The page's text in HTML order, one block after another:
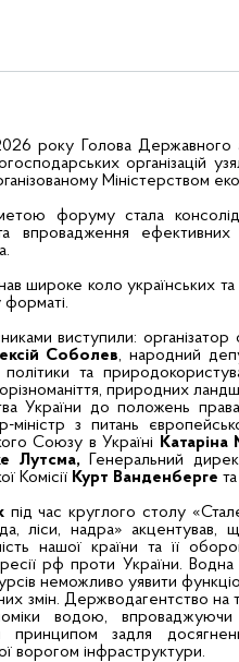
року Голова Державного
організацій
Міністерством
форуму стала
впровадження
широке коло українських
форматі.
виступили:
Соболев, народний
політики та
природних
України до положень
міністр з питань
Союзу в Україні
Лутсма,Генеральний
Комісії Курт Ванденберге та
під час круглого столу
ліси, надра»
нашої країни та її
рф проти України.
неможливо уявити
змін. Держводагентство на
водою,
принципом задля
ворогом інфраструктури.